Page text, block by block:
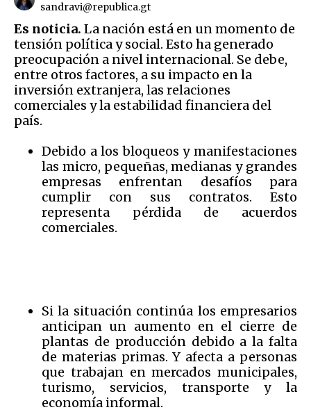
sandravi@republica.gt
Es noticia. La nación está en un momento de
tensión política y social. Esto ha generado
preocupación a nivel internacional. Se debe,
entre otros factores, a su impacto en la
inversión extranjera, las relaciones
comerciales y la estabilidad financiera del
país.
Debido a los bloqueos y manifestaciones
las micro, pequeñas, medianas y grandes
empresas enfrentan desafíos para
cumplir con sus contratos. Esto
representa pérdida de acuerdos
comerciales.
Si la situación continúa los empresarios
anticipan un aumento en el cierre de
plantas de producción debido a la falta
de materias primas. Y afecta a personas
que trabajan en mercados municipales,
turismo, servicios, transporte y la
economía informal.